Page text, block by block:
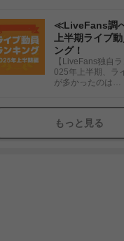
≪LiveFans調
上半期ライブ
ング！
【LiveFans独自
025年上半期、ラ
が多かったのは…
もっと見る